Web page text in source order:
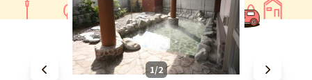
1/2